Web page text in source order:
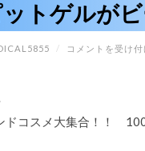
トゲルが
/
ATP
ル
が
コメントを受け付
ドコスメ大集合！！